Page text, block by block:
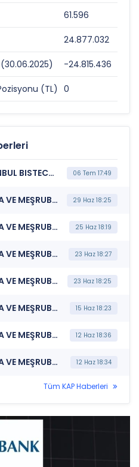
61.596
24.877.032
-24.815.436
(TL) 0
***KRSTL*** BORSA İSTANBUL BISTECH DEVRE KESİCİ UYGULAMASI (Pay Bazında Devre Kesici Bildirimi) 06 Tem 17:49
***KRSTL*** KRİSTAL KOLA VE MEŞRUBAT SANAYİ TİCARET A.Ş. (Şirket Genel Bilgi Formu) 29 Haz 18:25
***KRSTL*** KRİSTAL KOLA VE MEŞRUBAT SANAYİ TİCARET A.Ş. (Özel Durum Açıklaması (Genel)) 25 Haz 18:19
***KRSTL*** KRİSTAL KOLA VE MEŞRUBAT SANAYİ TİCARET A.Ş. (Bağımsız Denetim Kuruluşunun Belirlenmesi) 23 Haz 18:27
***KRSTL*** KRİSTAL KOLA VE MEŞRUBAT SANAYİ TİCARET A.Ş. (Genel Kurul İşlemlerine İlişkin Bildirim) 23 Haz 18:25
***KRSTL*** KRİSTAL KOLA VE MEŞRUBAT SANAYİ TİCARET A.Ş. (Özel Durum Açıklaması (Genel)) 15 Haz 18:23
***KRSTL*** KRİSTAL KOLA VE MEŞRUBAT SANAYİ TİCARET A.Ş. (Yönetim Kurulu Komiteleri) 12 Haz 18:36
***KRSTL*** KRİSTAL KOLA VE MEŞRUBAT SANAYİ TİCARET A.Ş. (Özel Durum Açıklaması (Genel)) 12 Haz 18:34
Tüm KAP Haberleri